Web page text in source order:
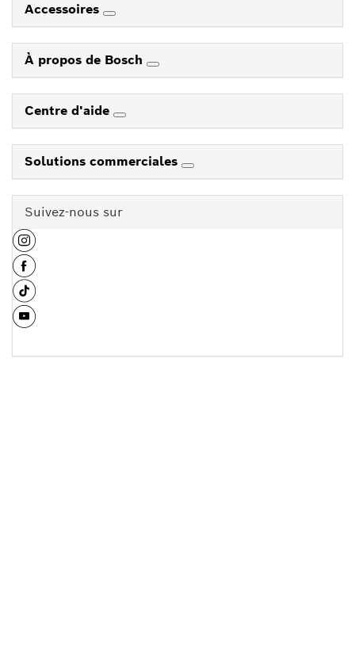
Accessoires
À propos de Bosch
Centre d'aide
Solutions commerciales
Suivez-nous sur